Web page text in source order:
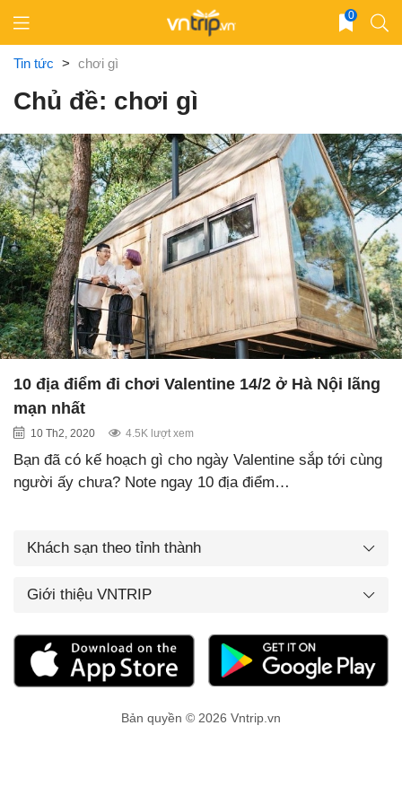
content
0
Tin tức > chơi gì
Chủ đề: chơi gì
10 địa điểm đi chơi Valentine 14/2 ở Hà Nội lãng
mạn nhất
10 Th2, 2020 4.5K lượt xem
Bạn đã có kế hoạch gì cho ngày Valentine sắp tới cùng
người ấy chưa? Note ngay 10 địa điểm…
Khách sạn theo tỉnh thành
Giới thiệu VNTRIP
Bản quyền © 2026 Vntrip.vn